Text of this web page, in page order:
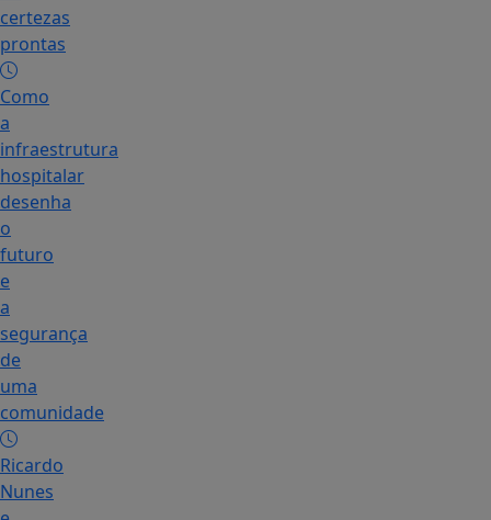
certezas
prontas
Como
a
infraestrutura
hospitalar
desenha
o
futuro
e
a
segurança
de
uma
comunidade
Ricardo
Nunes